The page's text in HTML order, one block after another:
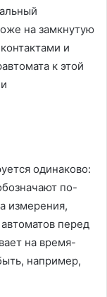
на замкнутую
и
к этой
одинаково:
по-
измерения,
перед
на время-
например,